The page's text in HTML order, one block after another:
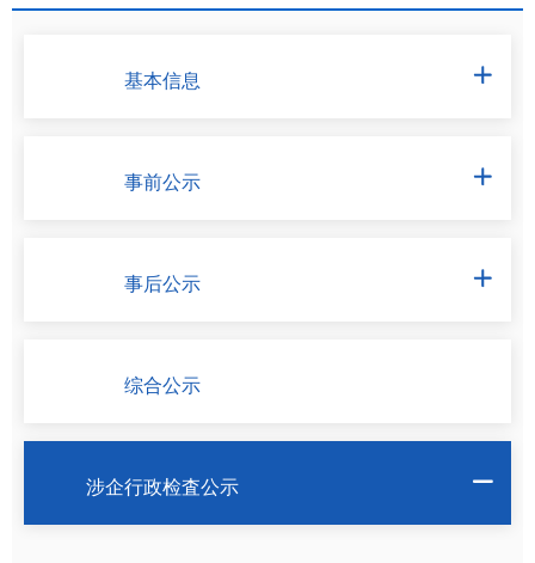
基本信息 
事前公示 
事后公示 
综合公示
涉企行政检査公示 